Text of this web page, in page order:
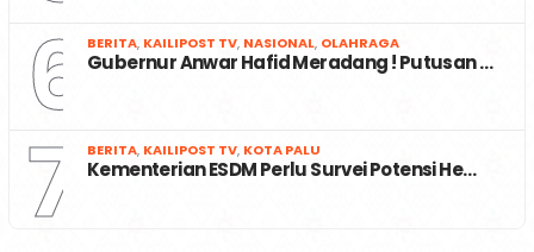
6 BERITA, KAILIPOST TV, NASIONAL, OLAHRAGA
Gubernur Anwar Hafid Meradang ! Putusan …
7 BERITA, KAILIPOST TV, KOTA PALU
Kementerian ESDM Perlu Survei Potensi He…